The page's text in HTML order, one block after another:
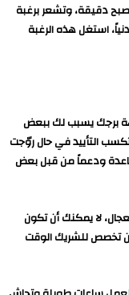
دقيقة، وتشعر برغبة
استغل هذه الرغبة
برجك يسبب لك ببعض
التأييد في حال روّجت
ودعماً من قبل بعض
لا يمكنك أن تكون
تخصص للشريك الوقت